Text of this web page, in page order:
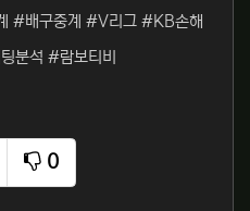
#배구중계 #V리그 #KB손해
분석 #람보티비
0
비추천